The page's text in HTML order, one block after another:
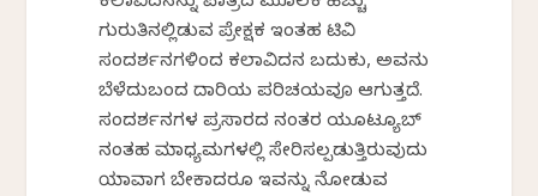
ಗುರುತಿನಲ್ಲಿಡುವ ಪ್ರೇಕ್ಷಕ ಇಂತಹ ಟಿವಿ
ಸಂದರ್ಶನಗಳಿಂದ ಕಲಾವಿದನ ಬದುಕು, ಅವನು
ಬೆಳೆದುಬಂದ ದಾರಿಯ ಪರಿಚಯವೂ ಆಗುತ್ತದೆ.
ಸಂದರ್ಶನಗಳ ಪ್ರಸಾರದ ನಂತರ ಯೂಟ್ಯೂಬ್
ನಂತಹ ಮಾಧ್ಯಮಗಳಲ್ಲಿ ಸೇರಿಸಲ್ಪಡುತ್ತಿರುವುದು
ಯಾವಾಗ ಬೇಕಾದರೂ ಇವನ್ನು ನೋಡುವ